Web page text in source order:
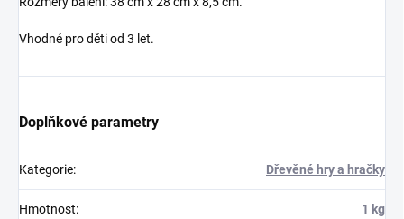
Vhodné pro děti od 3 let.
Doplňkové parametry
Kategorie: Dřevěné hry a hračky
Hmotnost: 1 kg